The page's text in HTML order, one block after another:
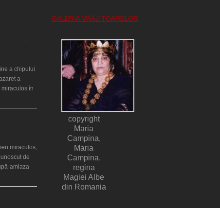
a chipului
a
în
miraculos,
de
amiaza
GALERIA VRĂJITOARELOR
copyright
Maria
Campina,
Maria
Campina,
regina
Magiei Albe
din Romania